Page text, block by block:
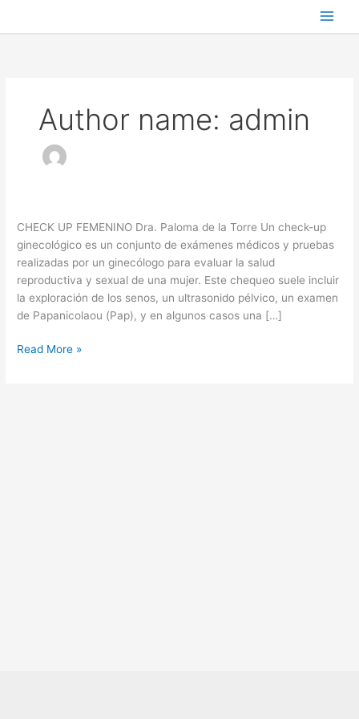
Author name: admin
CHECK UP FEMENINO Dra. Paloma de la Torre Un check-up
ginecológico es un conjunto de exámenes médicos y pruebas
realizadas por un ginecólogo para evaluar la salud
reproductiva y sexual de una mujer. Este chequeo suele incluir
la exploración de los senos, un ultrasonido pélvico, un examen
de Papanicolaou (Pap), y en algunos casos una […]
CheckUp
Femenino
Read More »